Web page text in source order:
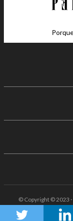
© Copyright © 2023
Condiciones · Aviso